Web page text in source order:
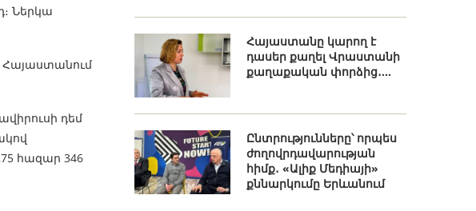
Ներկա
Հայաստանում
դեմ
հազար 346
Հայաստանը կարող է
դասեր քաղել Վրաստանի
քաղաքական փորձից․...
Ընտրությունները՝ որպես
ժողովրդավարության
հիմք․ «Ալիք Մեդիայի»
քննարկումը Երևանում